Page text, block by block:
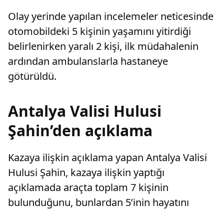
Olay yerinde yapılan incelemeler neticesinde
otomobildeki 5 kişinin yaşamını yitirdiği
belirlenirken yaralı 2 kişi, ilk müdahalenin
ardından ambulanslarla hastaneye
götürüldü.
Antalya Valisi Hulusi
Şahin’den açıklama
Kazaya ilişkin açıklama yapan Antalya Valisi
Hulusi Şahin, kazaya ilişkin yaptığı
açıklamada araçta toplam 7 kişinin
bulunduğunu, bunlardan 5’inin hayatını